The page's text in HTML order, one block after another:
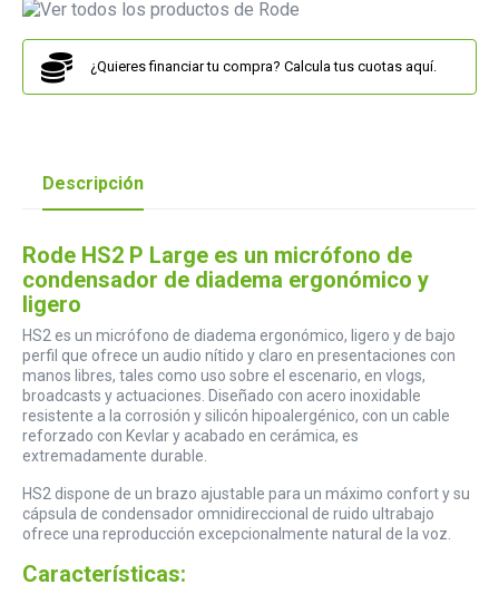
¿Quieres financiar tu compra? Calcula tus cuotas aquí.
Descripción
Rode HS2 P Large es un micrófono de
condensador de diadema ergonómico y
ligero
HS2 es un micrófono de diadema ergonómico, ligero y de bajo
perfil que ofrece un audio nítido y claro en presentaciones con
manos libres, tales como uso sobre el escenario, en vlogs,
broadcasts y actuaciones. Diseñado con acero inoxidable
resistente a la corrosión y silicón hipoalergénico, con un cable
reforzado con Kevlar y acabado en cerámica, es
extremadamente durable.
HS2 dispone de un brazo ajustable para un máximo confort y su
cápsula de condensador omnidireccional de ruido ultrabajo
ofrece una reproducción excepcionalmente natural de la voz.
Características: